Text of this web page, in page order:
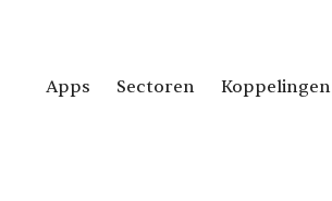
Apps Sectoren Koppelingen